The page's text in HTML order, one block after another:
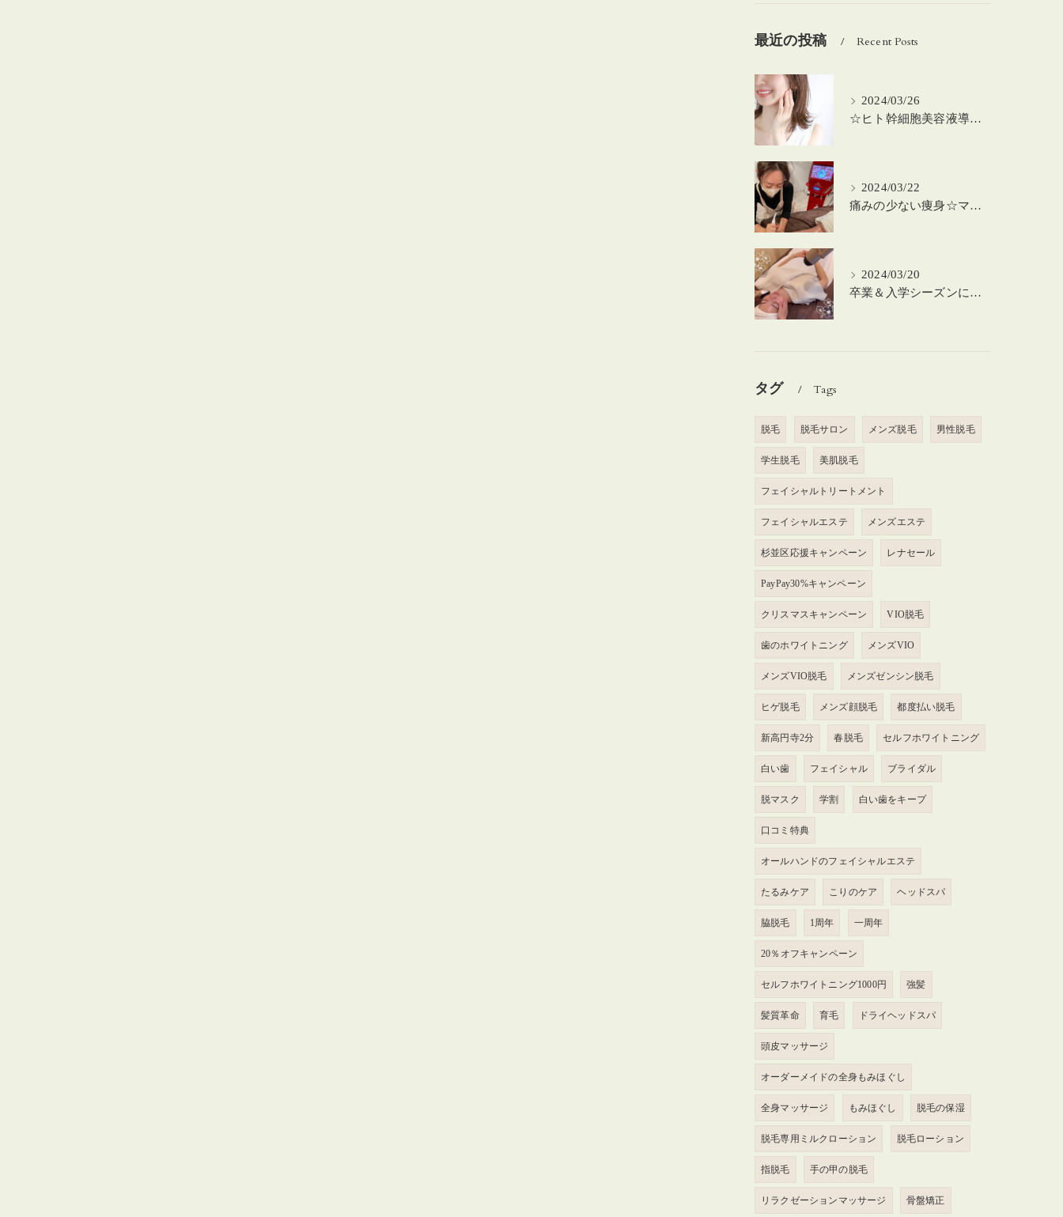
最近の投稿 Recent Posts
2024/03/26
☆ヒト幹細胞美容液導入の美肌顔脱毛☆
2024/03/22
痛みの少ない痩身☆マシーンを使った筋膜リリース！
2024/03/20
卒業＆入学シーズンにお肌のメンテナンスを♪
タグ Tags
脱毛 脱毛サロン メンズ脱毛 男性脱毛
学生脱毛 美肌脱毛
フェイシャルトリートメント
フェイシャルエステ メンズエステ
杉並区応援キャンペーン レナセール
PayPay30%キャンペーン
クリスマスキャンペーン VIO脱毛
歯のホワイトニング メンズVIO
メンズVIO脱毛 メンズゼンシン脱毛
ヒゲ脱毛 メンズ顔脱毛 都度払い脱毛
新高円寺2分 春脱毛 セルフホワイトニング
白い歯 フェイシャル ブライダル
脱マスク 学割 白い歯をキープ
口コミ特典
オールハンドのフェイシャルエステ
たるみケア こりのケア ヘッドスパ
脇脱毛 1周年 一周年
20％オフキャンペーン
セルフホワイトニング1000円 強髪
髪質革命 育毛 ドライヘッドスパ
頭皮マッサージ
オーダーメイドの全身もみほぐし
全身マッサージ もみほぐし 脱毛の保湿
脱毛専用ミルクローション 脱毛ローション
指脱毛 手の甲の脱毛
リラクゼーションマッサージ 骨盤矯正